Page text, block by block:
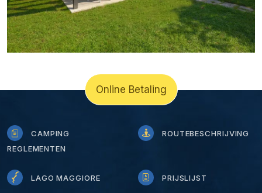
CAMPING
REGLEMENTEN
ROUTEBESCHRIJVING
LAGO MAGGIORE PRIJSLIJST
Online Betaling